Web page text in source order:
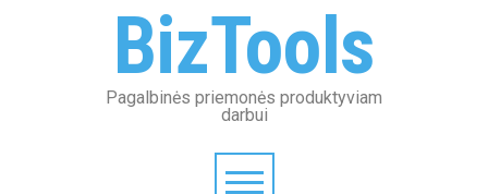
BizTools
Pagalbinės priemonės produktyviam
darbui